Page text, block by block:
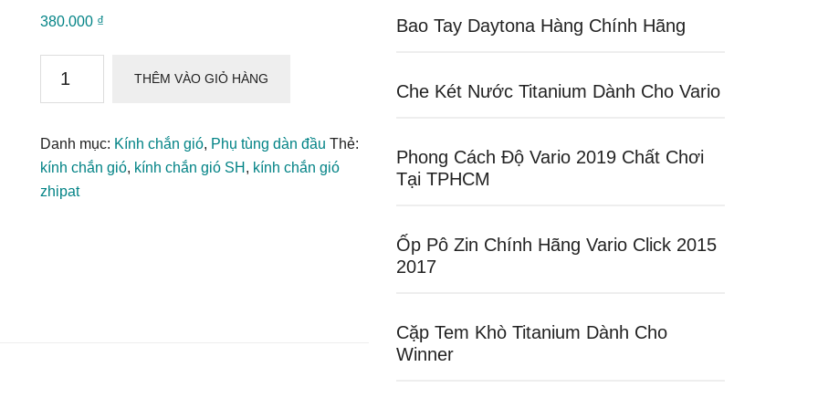
380.000 ₫
Chắn
Xe
SH
Chính
THÊM VÀO GIỎ HÀNG
Danh mục: Kính chắn gió, Phụ tùng dàn đầu Thẻ:
kính chắn gió, kính chắn gió SH , kính chắn gió
zhipat
Bao Tay Daytona Hàng Chính Hãng
Che Két Nước Titanium Dành Cho Vario
Phong Cách Độ Vario 2019 Chất Chơi
Tại TPHCM
Ốp Pô Zin Chính Hãng Vario Click 2015
2017
Cặp Tem Khò Titanium Dành Cho
Winner